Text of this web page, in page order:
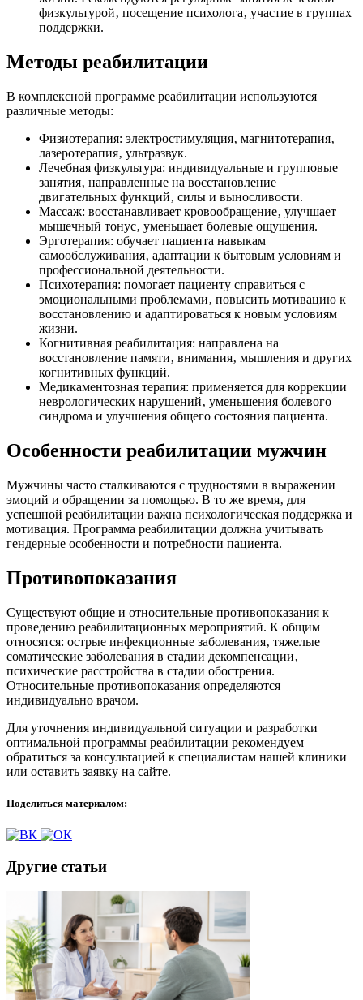
физкультурой‚ посещение психолога‚ участие в группах
поддержки.
Методы реабилитации
В комплексной программе реабилитации используются
различные методы:
Физиотерапия: электростимуляция‚ магнитотерапия‚
лазеротерапия‚ ультразвук.
Лечебная физкультура: индивидуальные и групповые
занятия‚ направленные на восстановление
двигательных функций‚ силы и выносливости.
Массаж: восстанавливает кровообращение‚ улучшает
мышечный тонус‚ уменьшает болевые ощущения.
Эрготерапия: обучает пациента навыкам
самообслуживания‚ адаптации к бытовым условиям и
профессиональной деятельности.
Психотерапия: помогает пациенту справиться с
эмоциональными проблемами‚ повысить мотивацию к
восстановлению и адаптироваться к новым условиям
жизни.
Когнитивная реабилитация: направлена на
восстановление памяти‚ внимания‚ мышления и других
когнитивных функций.
Медикаментозная терапия: применяется для коррекции
неврологических нарушений‚ уменьшения болевого
синдрома и улучшения общего состояния пациента.
Особенности реабилитации мужчин
Мужчины часто сталкиваются с трудностями в выражении
эмоций и обращении за помощью. В то же время‚ для
успешной реабилитации важна психологическая поддержка и
мотивация. Программа реабилитации должна учитывать
гендерные особенности и потребности пациента.
Противопоказания
Существуют общие и относительные противопоказания к
проведению реабилитационных мероприятий. К общим
относятся: острые инфекционные заболевания‚ тяжелые
соматические заболевания в стадии декомпенсации‚
психические расстройства в стадии обострения.
Относительные противопоказания определяются
индивидуально врачом.
Для уточнения индивидуальной ситуации и разработки
оптимальной программы реабилитации рекомендуем
обратиться за консультацией к специалистам нашей клиники
или оставить заявку на сайте.
Поделиться материалом:
Другие статьи